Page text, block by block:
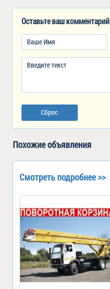
Оставьте ваш комментарий
Сброс
Похожие объявления
Смотреть подробнее >>